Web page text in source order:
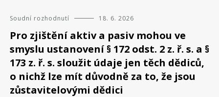
Soudní rozhodnutí 18. 6. 2026
Pro zjištění aktiv a pasiv mohou ve
smyslu ustanovení § 172 odst. 2 z. ř. s. a §
173 z. ř. s. sloužit údaje jen těch dědiců,
o nichž lze mít důvodně za to, že jsou
zůstavitelovými dědici